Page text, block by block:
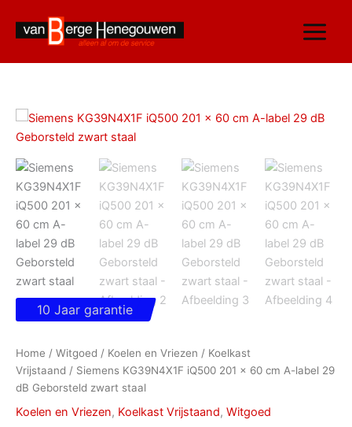
inhoud
10 Jaar garantie
Home / Witgoed / Koelen en Vriezen / Koelkast
Vrijstaand / Siemens KG39N4X1F iQ500 201 x 60 cm A-label 29
dB Geborsteld zwart staal
Koelen en Vriezen, Koelkast Vrijstaand, Witgoed
Siemens
KG39N4X1F
201
60
cm
A-
label
29
Geborsteld
zwart
staal